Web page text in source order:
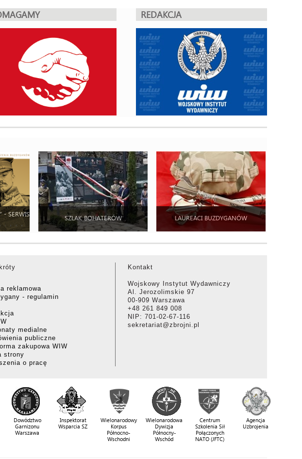
REDAKCJA
- SERWIS
SZLAK BOHATERÓW LAUREACI BUZDYGANÓW
reklamowa
- regulamin
medialne
publiczne
zakupowa WIW
strony
o pracę
Kontakt
Wojskowy Instytut Wydawniczy
Al. Jerozolimskie 97
00-909 Warszawa
+48 261 849 008
NIP: 701-02-67-116
sekretariat@zbrojni.pl
Dowództwo
Garnizonu
Warszawa
Inspektorat
Wsparcia SZ
Wielonarodowy
Korpus
Północno-
Wschodni
Wielonarodowa
Dywizja
Północny-
Wschód
Centrum
Szkolenia Sił
Połączonych
NATO (JFTC)
Agencja
Uzbrojenia